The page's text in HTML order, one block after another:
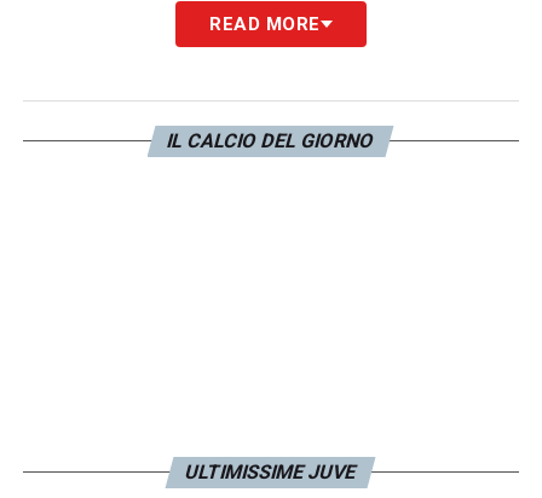
READ MORE
IL CALCIO DEL GIORNO
ULTIMISSIME JUVE